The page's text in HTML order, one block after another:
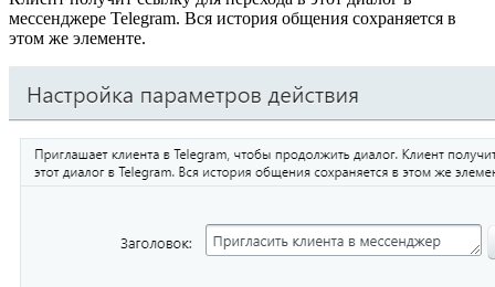
мессенджере Telegram. Вся история общения сохраняется в
этом же элементе.